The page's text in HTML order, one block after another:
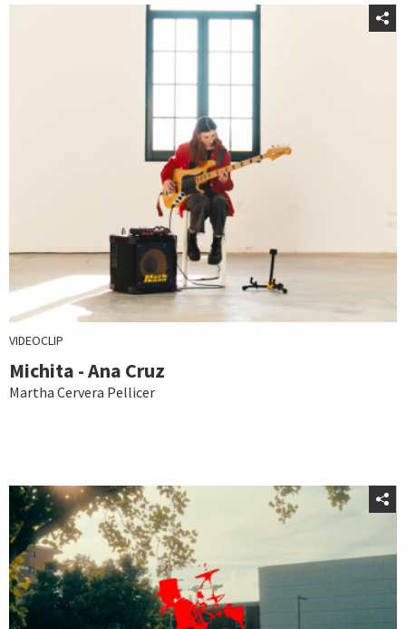
VIDEOCLIP
Michita - Ana Cruz
Martha Cervera Pellicer